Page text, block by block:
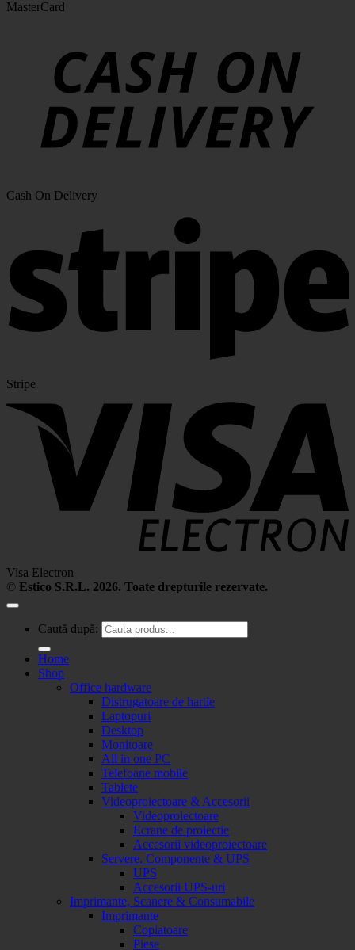
MasterCard
Cash On Delivery
Stripe
Visa Electron
© Estico S.R.L. 2026. Toate drepturile rezervate.
Caută după:
Home
Shop
Office hardware
Distrugatoare de hartie
Laptopuri
Desktop
Monitoare
All in one PC
Telefoane mobile
Tablete
Videoproiectoare & Accesorii
Videoproiectoare
Ecrane de proiectie
Accesorii videoproiectoare
Servere, Componente & UPS
UPS
Accesorii UPS-uri
Imprimante, Scanere & Consumabile
Imprimante
Copiatoare
Piese